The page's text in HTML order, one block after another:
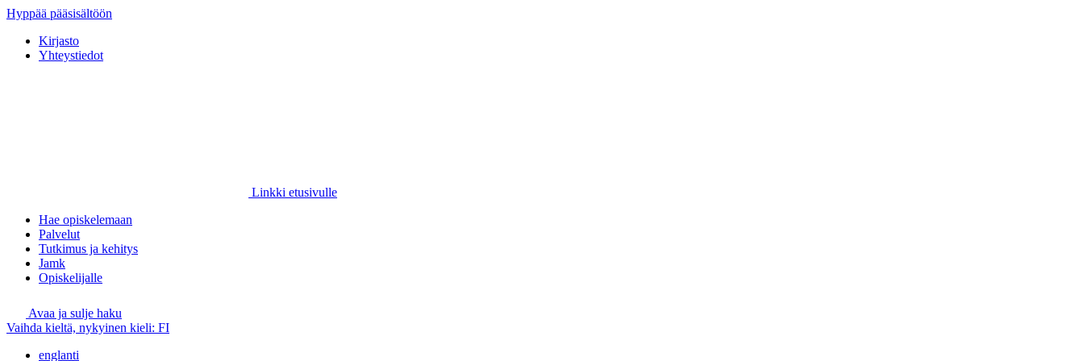
Hyppää pääsisältöön
Kirjasto
Yhteystiedot
Linkki etusivulle
Hae opiskelemaan
Palvelut
Tutkimus ja kehitys
Jamk
Opiskelijalle
Avaa ja sulje haku
Vaihda kieltä, nykyinen kieli: FI
englanti